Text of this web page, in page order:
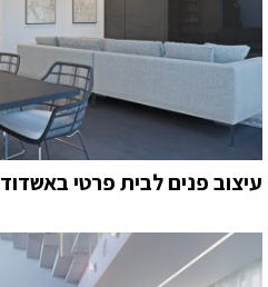
עיצוב פנים לבית פרטי באשדוד